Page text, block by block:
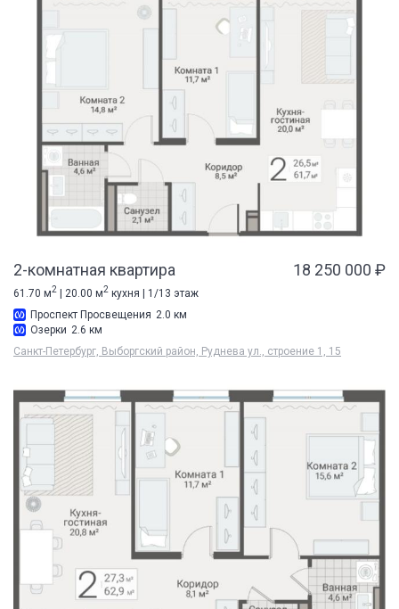
2-комнатная квартира 18 250 000 ₽
61.70 м2 | 20.00 м2 кухня | 1/13 этаж
Проспект Просвещения 2.0 км
Озерки 2.6 км
Санкт-Петербург, Выборгский район, Руднева ул., строение 1, 15